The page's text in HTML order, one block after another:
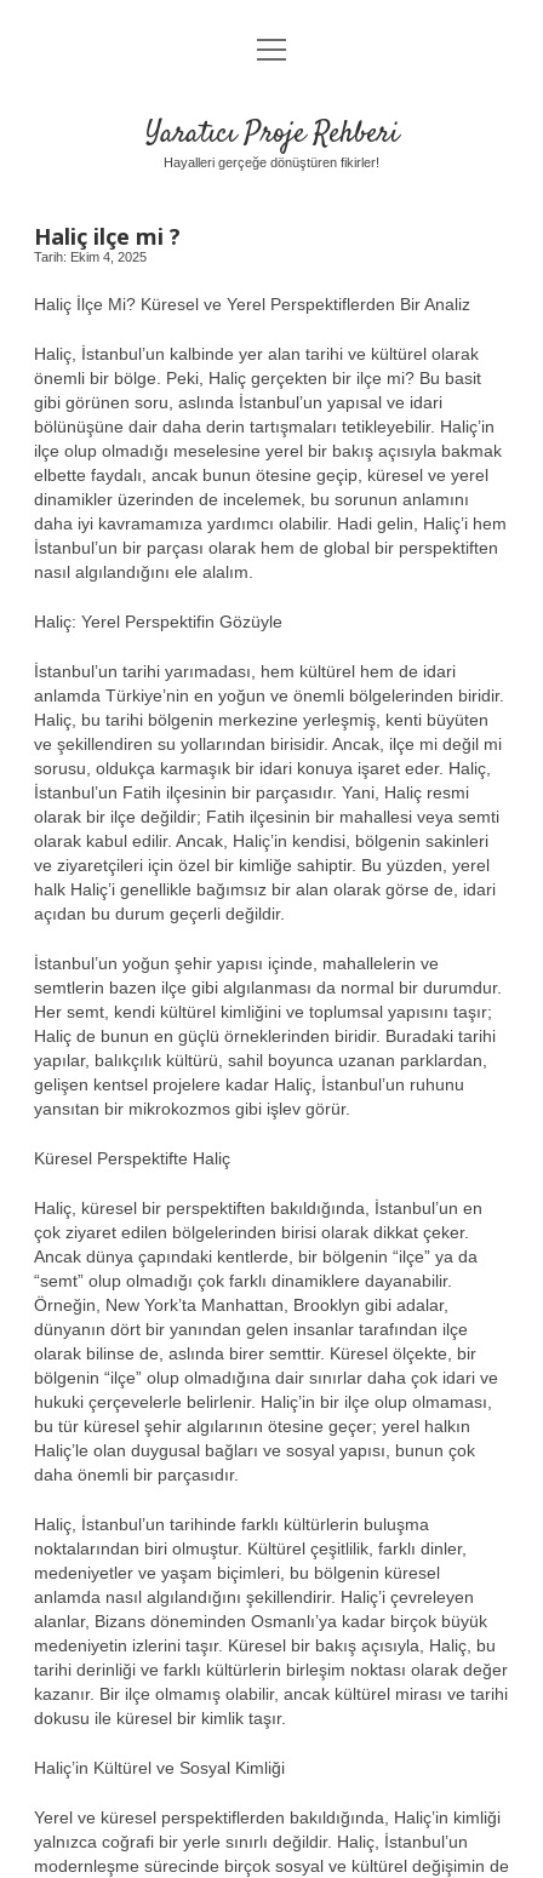
Anasayfa
Yasal Uyarı
menüyü
aç
Yaratıcı Proje Rehberi
Hayalleri gerçeğe dönüştüren fikirler!
Haliç ilçe mi ?
Tarih: Ekim 4, 2025
Haliç İlçe Mi? Küresel ve Yerel Perspektiflerden Bir Analiz
Haliç, İstanbul’un kalbinde yer alan tarihi ve kültürel olarak
önemli bir bölge. Peki, Haliç gerçekten bir ilçe mi? Bu basit
gibi görünen soru, aslında İstanbul’un yapısal ve idari
bölünüşüne dair daha derin tartışmaları tetikleyebilir. Haliç’in
ilçe olup olmadığı meselesine yerel bir bakış açısıyla bakmak
elbette faydalı, ancak bunun ötesine geçip, küresel ve yerel
dinamikler üzerinden de incelemek, bu sorunun anlamını
daha iyi kavramamıza yardımcı olabilir. Hadi gelin, Haliç’i hem
İstanbul’un bir parçası olarak hem de global bir perspektiften
nasıl algılandığını ele alalım.
Haliç: Yerel Perspektifin Gözüyle
İstanbul’un tarihi yarımadası, hem kültürel hem de idari
anlamda Türkiye’nin en yoğun ve önemli bölgelerinden biridir.
Haliç, bu tarihi bölgenin merkezine yerleşmiş, kenti büyüten
ve şekillendiren su yollarından birisidir. Ancak, ilçe mi değil mi
sorusu, oldukça karmaşık bir idari konuya işaret eder. Haliç,
İstanbul’un Fatih ilçesinin bir parçasıdır. Yani, Haliç resmi
olarak bir ilçe değildir; Fatih ilçesinin bir mahallesi veya semti
olarak kabul edilir. Ancak, Haliç’in kendisi, bölgenin sakinleri
ve ziyaretçileri için özel bir kimliğe sahiptir. Bu yüzden, yerel
halk Haliç’i genellikle bağımsız bir alan olarak görse de, idari
açıdan bu durum geçerli değildir.
İstanbul’un yoğun şehir yapısı içinde, mahallelerin ve
semtlerin bazen ilçe gibi algılanması da normal bir durumdur.
Her semt, kendi kültürel kimliğini ve toplumsal yapısını taşır;
Haliç de bunun en güçlü örneklerinden biridir. Buradaki tarihi
yapılar, balıkçılık kültürü, sahil boyunca uzanan parklardan,
gelişen kentsel projelere kadar Haliç, İstanbul’un ruhunu
yansıtan bir mikrokozmos gibi işlev görür.
Küresel Perspektifte Haliç
Haliç, küresel bir perspektiften bakıldığında, İstanbul’un en
çok ziyaret edilen bölgelerinden birisi olarak dikkat çeker.
Ancak dünya çapındaki kentlerde, bir bölgenin “ilçe” ya da
“semt” olup olmadığı çok farklı dinamiklere dayanabilir.
Örneğin, New York’ta Manhattan, Brooklyn gibi adalar,
dünyanın dört bir yanından gelen insanlar tarafından ilçe
olarak bilinse de, aslında birer semttir. Küresel ölçekte, bir
bölgenin “ilçe” olup olmadığına dair sınırlar daha çok idari ve
hukuki çerçevelerle belirlenir. Haliç’in bir ilçe olup olmaması,
bu tür küresel şehir algılarının ötesine geçer; yerel halkın
Haliç’le olan duygusal bağları ve sosyal yapısı, bunun çok
daha önemli bir parçasıdır.
Haliç, İstanbul’un tarihinde farklı kültürlerin buluşma
noktalarından biri olmuştur. Kültürel çeşitlilik, farklı dinler,
medeniyetler ve yaşam biçimleri, bu bölgenin küresel
anlamda nasıl algılandığını şekillendirir. Haliç’i çevreleyen
alanlar, Bizans döneminden Osmanlı’ya kadar birçok büyük
medeniyetin izlerini taşır. Küresel bir bakış açısıyla, Haliç, bu
tarihi derinliği ve farklı kültürlerin birleşim noktası olarak değer
kazanır. Bir ilçe olmamış olabilir, ancak kültürel mirası ve tarihi
dokusu ile küresel bir kimlik taşır.
Haliç’in Kültürel ve Sosyal Kimliği
Yerel ve küresel perspektiflerden bakıldığında, Haliç’in kimliği
yalnızca coğrafi bir yerle sınırlı değildir. Haliç, İstanbul’un
modernleşme sürecinde birçok sosyal ve kültürel değişimin de